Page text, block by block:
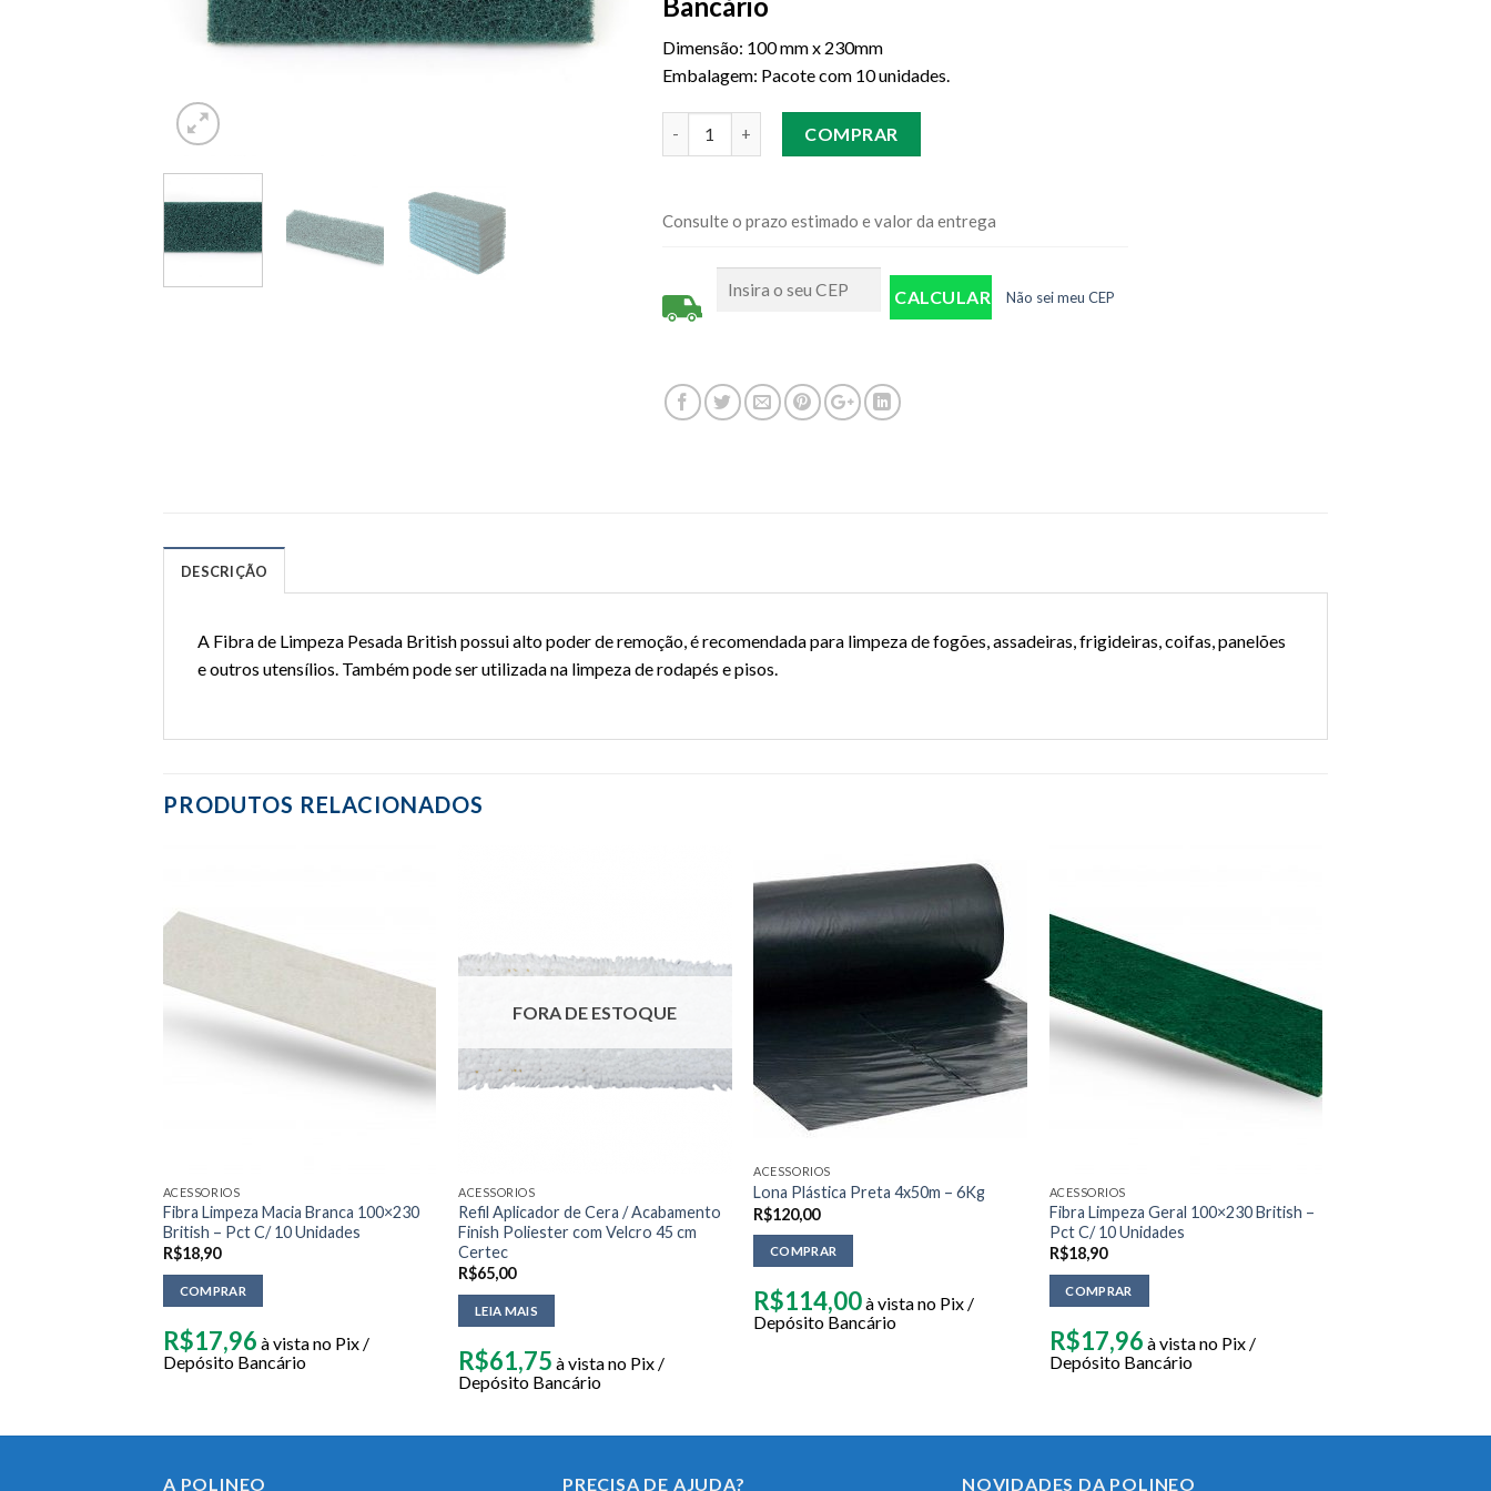
Dimensão: 100 mm x 230mm
Embalagem: Pacote com 10 unidades.
COMPRAR
Consulte o prazo estimado e valor da entrega
Não sei meu CEP
DESCRIÇÃO
A Fibra de Limpeza Pesada British possui alto poder de remoção, é recomendada para limpeza de fogões, assadeiras, frigideiras, coifas, panelões
e outros utensílios. Também pode ser utilizada na limpeza de rodapés e pisos.
PRODUTOS RELACIONADOS
ACESSORIOS
Fibra Limpeza Macia Branca 100×230
British – Pct C/ 10 Unidades
R$18,90
COMPRAR
R$17,96 à vista no Pix /
Depósito Bancário
FORA DE ESTOQUE
ACESSORIOS
Refil Aplicador de Cera / Acabamento
Finish Poliester com Velcro 45 cm
Certec
R$65,00
LEIA MAIS
R$61,75 à vista no Pix /
Depósito Bancário
ACESSORIOS
Lona Plástica Preta 4x50m – 6Kg
R$120,00
COMPRAR
R$114,00à vista no Pix /
Depósito Bancário
ACESSORIOS
Fibra Limpeza Geral 100×230 British –
Pct C/ 10 Unidades
R$18,90
COMPRAR
R$17,96 à vista no Pix /
Depósito Bancário
A POLINEO PRECISA DE AJUDA? NOVIDADES DA POLINEO